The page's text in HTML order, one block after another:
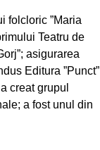
folcloric ”Maria
Teatru de
asigurarea
Editura ”Punct”
creat grupul
a fost unul din